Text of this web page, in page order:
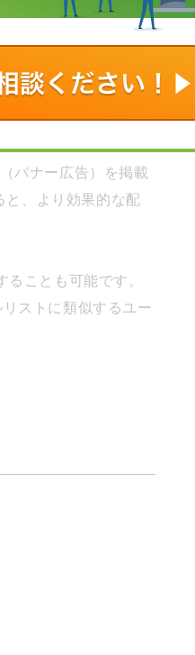
ページの上部に表示
ゲットに広告を表示
バナー広告）を掲載
と、より効果的な配
ことも可能です。
ストに類似するユー